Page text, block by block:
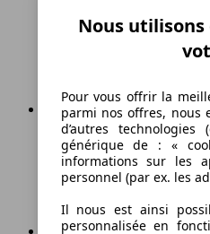
Essence
169 g/km
Émissions de CO2
Nous
Pour vous offrir la
parmi nos offres, nous
d’autres
générique de : «
informations sur les
personnel (par ex. les
Il nous est ainsi
personnalisée en